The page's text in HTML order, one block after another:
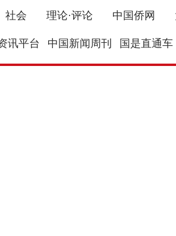
社会 理论·评论 中国侨网
讯平台 中国新闻周刊 国是直通车